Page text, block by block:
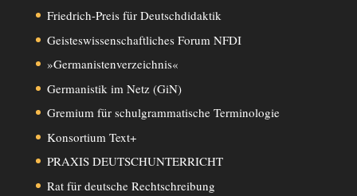
Friedrich-Preis für Deutschdidaktik
Geisteswissenschaftliches Forum NFDI
»Germanistenverzeichnis«
Germanistik im Netz (GiN)
Gremium für schulgrammatische Terminologie
Konsortium Text+
PRAXIS DEUTSCHUNTERRICHT
Rat für deutsche Rechtschreibung